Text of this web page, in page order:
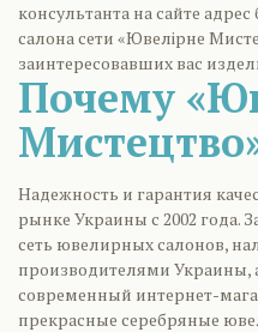
консультанта на сайте
салона сети «Ювелірне
заинтересовавших вас
Почему
Надежность и гарантия
рынке Украины с 2002 года.
сеть ювелирных салонов,
производителями Украины,
современный интернет-
прекрасные серебряные